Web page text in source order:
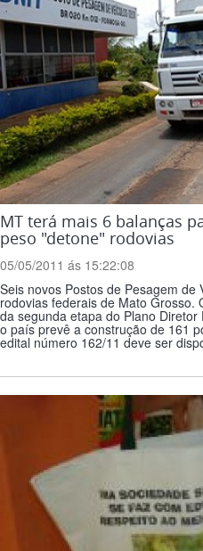
MT terá mais 6 balanças
peso "detone" rodovias
05/05/2011 ás 15:22:08
Seis novos Postos de Pesagem
rodovias federais de Mato Grosso.
da segunda etapa do Plano
o país prevê a construção de 161
edital número 162/11 deve ser